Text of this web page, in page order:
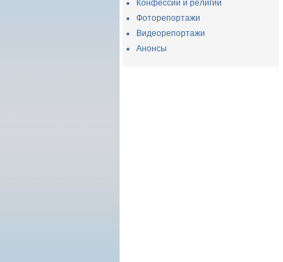
Конфессии и религии
Фоторепортажи
Видеорепортажи
Анонсы